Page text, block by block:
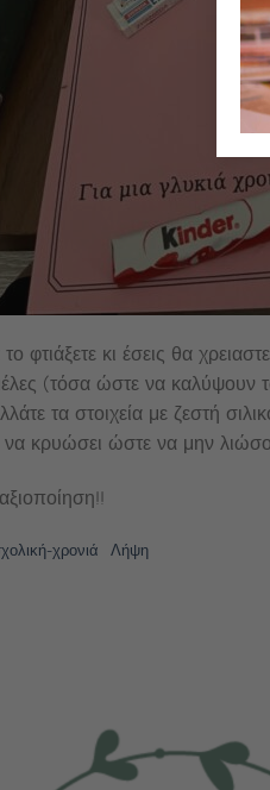
το φτιάξετε κι έσεις θα
(τόσα ώστε να καλύψουν
τα στοιχεία με ζεστή
να κρυώσει ώστε να μην
χρονιά Λήψη